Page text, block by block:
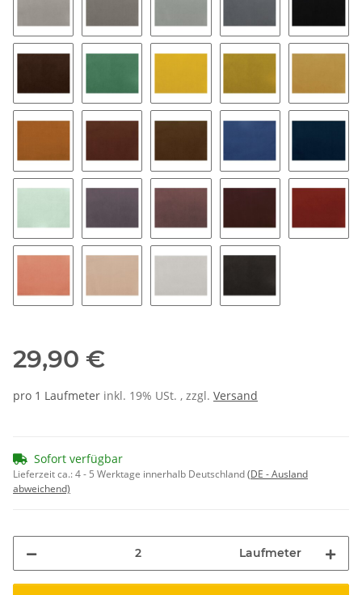
26 46 16 66 02
174 168 125 135 105
144 164 154 127 147
108 139 183 173
29,90 €
pro 1 Laufmeter inkl. 19% USt. , zzgl. Versand
Sofort verfügbar
Lieferzeit ca.:4 - 5 Werktage innerhalb Deutschland(DE - Ausland
abweichend)
Laufmeter